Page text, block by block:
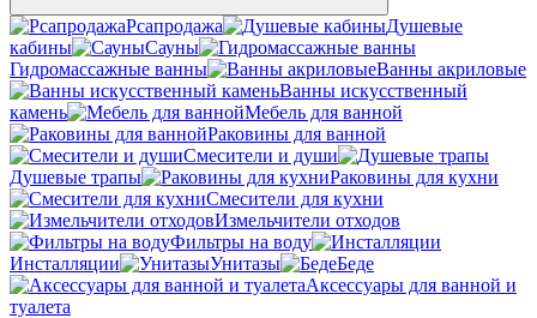
Рсапродажа
Душевые
кабины
Сауны
Гидромассажные ванны
Ванны акриловые
Ванны искусственный
камень
Мебель для ванной
Раковины для ванной
Смесители и души
Душевые трапы
Раковины для кухни
Смесители для кухни
Измельчители отходов
Фильтры на воду
Инсталляции
Унитазы
Беде
Аксессуары для ванной и
туалета